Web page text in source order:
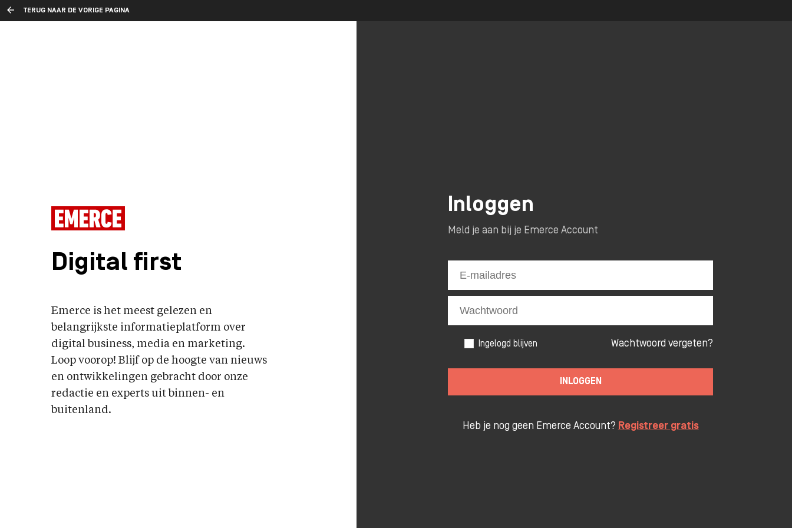
TERUG NAAR DE VORIGE PAGINA
Digital first
Emerce is het meest gelezen en
belangrijkste informatieplatform over
digital business, media en marketing.
Loop voorop! Blijf op de hoogte van nieuws
en ontwikkelingen gebracht door onze
redactie en experts uit binnen- en
buitenland.
Inloggen
Meld je aan bij je Emerce Account
Ingelogd blijven Wachtwoord vergeten?
INLOGGEN
Heb je nog geen Emerce Account? Registreer gratis